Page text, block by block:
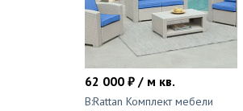
62 000 ₽ / м кв.
B:Rattan Комплект мебели